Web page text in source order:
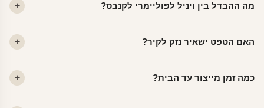
מה ההבדל בין ויניל לפוליימרי לקנבס?
פרמיום. קנבס — בד אמנותי יוקרתי, מט.
האם הטפט ישאיר נזק לקיר?
מתאים לקיר מטויח, גבס, קרמיקה וזכוכית.
כמה זמן מייצור עד הבית?